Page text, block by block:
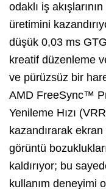
odaklı iş
üretimini
düşük 0,03 ms
kreatif düzenleme
ve pürüzsüz bir
AMD FreeSync™
Yenileme Hızı
kazandırarak ekran
görüntü
kaldırıyor; bu
kullanım deneyimi